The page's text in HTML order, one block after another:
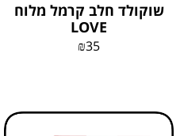
שוקולד חלב קרמל מלוח
LOVE
₪35